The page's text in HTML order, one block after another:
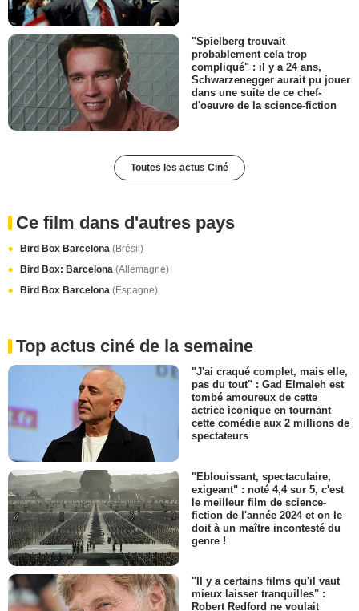
"Spielberg trouvait
probablement cela trop
compliqué" : il y a 24 ans,
Schwarzenegger aurait pu jouer
dans une suite de ce chef-
d'oeuvre de la science-fiction
Toutes les actus Ciné
Ce film dans d'autres pays
Bird Box Barcelona (Brésil)
Bird Box: Barcelona (Allemagne)
Bird Box Barcelona (Espagne)
Top actus ciné de la semaine
"J'ai craqué complet, mais elle,
pas du tout" : Gad Elmaleh est
tombé amoureux de cette
actrice iconique en tournant
cette comédie aux 2 millions de
spectateurs
"Eblouissant, spectaculaire,
exigeant" : noté 4,4 sur 5, c'est
le meilleur film de science-
fiction de l'année 2024 et on le
doit à un maître incontesté du
genre !
"Il y a certains films qu'il vaut
mieux laisser tranquilles" :
Robert Redford ne voulait